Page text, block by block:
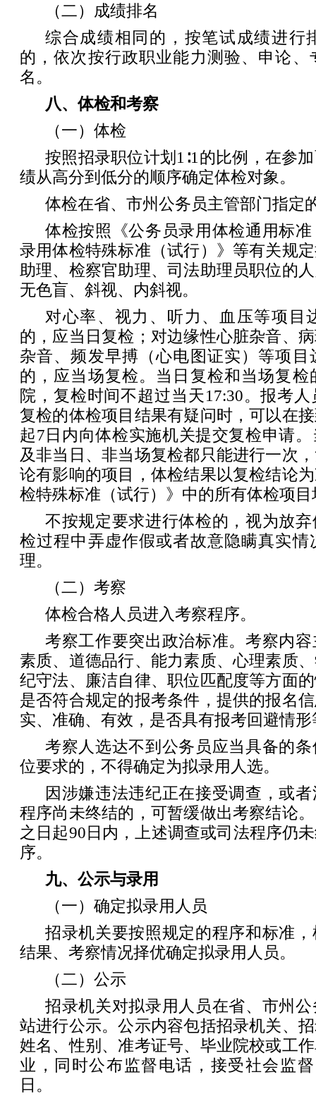
（二）成绩排名
综合成绩相同的，按笔试成绩进行
的，依次按行政职业能力测验、申论、
名。
八、体检和考察
（一）体检
按照招录职位计划1∶1的比例，在参
绩从高分到低分的顺序确定体检对象。
体检在省、市州公务员主管部门指定
体检按照《公务员录用体检通用标
录用体检特殊标准（试行）》等有关规
助理、检察官助理、司法助理员职位的
无色盲、斜视、内斜视。
对心率、视力、听力、血压等项目
的，应当日复检；对边缘性心脏杂音、
杂音、频发早搏（心电图证实）等项目
的，应当场复检。当日复检和当场复检
院，复检时间不超过当天17:30。报考
复检的体检项目结果有疑问时，可以在
起7日内向体检实施机关提交复检申请
及非当日、非当场复检都只能进行一次
论有影响的项目，体检结果以复检结论
检特殊标准（试行）》中的所有体检项
不按规定要求进行体检的，视为放
检过程中弄虚作假或者故意隐瞒真实情
理。
（二）考察
体检合格人员进入考察程序。
考察工作要突出政治标准。考察内
素质、道德品行、能力素质、心理素质
纪守法、廉洁自律、职位匹配度等方面
是否符合规定的报考条件，提供的报名
实、准确、有效，是否具有报考回避情
考察人选达不到公务员应当具备的
位要求的，不得确定为拟录用人选。
因涉嫌违法违纪正在接受调查，或
程序尚未终结的，可暂缓做出考察结论
之日起90日内，上述调查或司法程序仍
序。
九、公示与录用
（一）确定拟录用人员
招录机关要按照规定的程序和标准
结果、考察情况择优确定拟录用人员。
（二）公示
招录机关对拟录用人员在省、市州
站进行公示。公示内容包括招录机关、
姓名、性别、准考证号、毕业院校或工
业，同时公布监督电话，接受社会监
日。